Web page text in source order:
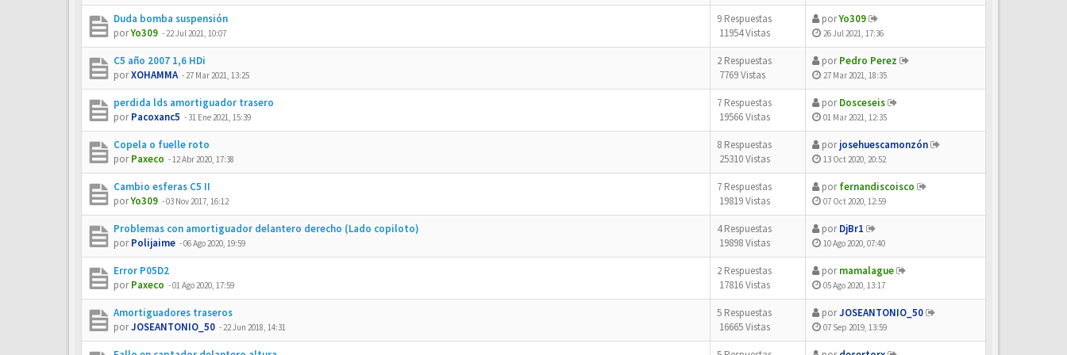
Duda bomba suspensión
porYo309 -22 Jul 2021, 10:07
9 Respuestas
11954 Vistas
porYo309
26 Jul 2021, 17:36
C5 año 2007 1,6 HDi
porXOHAMMA -27 Mar 2021, 13:25
2 Respuestas
7769 Vistas
porPedro Perez
27 Mar 2021, 18:35
perdida lds amortiguador trasero
porPacoxanc5 -31 Ene 2021, 15:39
7 Respuestas
19566 Vistas
porDosceseis
01 Mar 2021, 12:35
Copela o fuelle roto
porPaxeco -12 Abr 2020, 17:38
8 Respuestas
25310 Vistas
porjosehuescamonzón
13 Oct 2020, 20:52
Cambio esferas C5 II
porYo309 -03 Nov 2017, 16:12
7 Respuestas
19819 Vistas
porfernandiscoisco
07 Oct 2020, 12:59
Problemas con amortiguador delantero derecho (Lado copiloto)
porPolijaime -06 Ago 2020, 19:59
4 Respuestas
19898 Vistas
porDjBr1
10 Ago 2020, 07:40
Error P05D2
porPaxeco -01 Ago 2020, 17:59
2 Respuestas
17816 Vistas
pormamalague
05 Ago 2020, 13:17
Amortiguadores traseros
porJOSEANTONIO_50 -22 Jun 2018, 14:31
5 Respuestas
16665 Vistas
porJOSEANTONIO_50
07 Sep 2019, 13:59